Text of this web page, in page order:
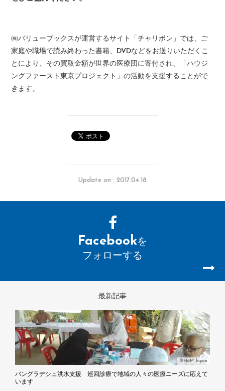
㈱バリューブックスが運営するサイト「チャリボン」では、ご
家庭や職場で読み終わった書籍、DVDなどをお送りいただくこ
とにより、その買取金額が世界の医療団に寄付され、「ハウジ
ングファースト東京プロジェクト」の活動を支援することがで
きます。
Update on : 2017.04.18
Facebookを
フォローする
最新記事
©MdM Japan
バングラデシュ洪水支援 巡回診療で地域の人々の医療ニーズに応えて
います